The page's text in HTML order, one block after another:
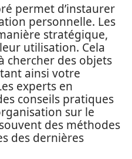
permet d’instaurer
personnelle. Les
stratégique,
utilisation. Cela
chercher des objets
ainsi votre
experts en
conseils pratiques
sur le
des méthodes
des dernières